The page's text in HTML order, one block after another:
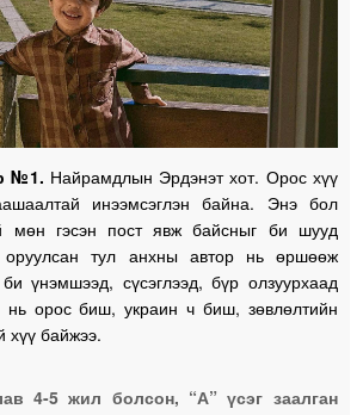
№1. Найрамдлын Эрдэнэт хот. Орос хүү
инээмсэглэн байна. Энэ бол
мөн гэсэн пост явж байсныг би шууд
оруулсан тул анхны автор нь өршөөж
үнэмшээд, сүсэглээд, бүр олзуурхаад
орос биш, украин ч биш, зөвлөлтийн
хүү байжээ.
4-5 жил болсон, “А” үсэг заалган